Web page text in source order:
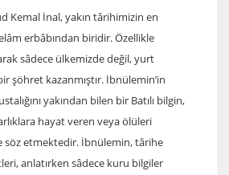
Kemal İnal, yakın târihimizin en
erbâbından biridir. Özellikle
sâdece ülkemizde değil, yurt
şöhret kazanmıştır. İbnülemin’in
yakından bilen bir Batılı bilgin,
hayat veren veya ölüleri
söz etmektedir. İbnülemin, târihe
anlatırken sâdece kuru bilgiler